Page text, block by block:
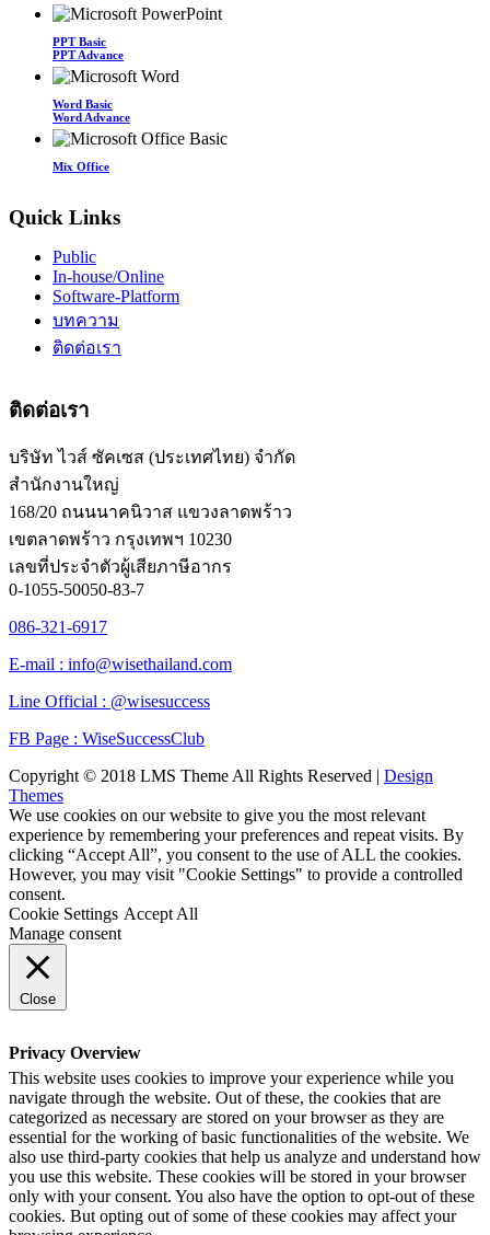
PPT Basic
PPT Advance
Word Basic
Word Advance
Mix Office
Quick Links
Public
In-house/Online
Software-Platform
บทความ
ติดต่อเรา
ติดต่อเรา
บริษัท ไวส์ ซัคเซส (ประเทศไทย) จำกัด
สำนักงานใหญ่
168/20 ถนนนาคนิวาส แขวงลาดพร้าว
เขตลาดพร้าว กรุงเทพฯ 10230
เลขที่ประจำตัวผู้เสียภาษีอากร
0-1055-50050-83-7
086-321-6917
E-mail : info@wisethailand.com
Line Official : @wisesuccess
FB Page : WiseSuccessClub
Copyright © 2018 LMS Theme All Rights Reserved | Design
Themes
We use cookies on our website to give you the most relevant
experience by remembering your preferences and repeat visits. By
clicking “Accept All”, you consent to the use of ALL the cookies.
However, you may visit "Cookie Settings" to provide a controlled
consent.
Cookie Settings Accept All
Manage consent
Close
Privacy Overview
This website uses cookies to improve your experience while you
navigate through the website. Out of these, the cookies that are
categorized as necessary are stored on your browser as they are
essential for the working of basic functionalities of the website. We
also use third-party cookies that help us analyze and understand how
you use this website. These cookies will be stored in your browser
only with your consent. You also have the option to opt-out of these
cookies. But opting out of some of these cookies may affect your